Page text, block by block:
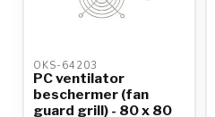
OKS-64203
PC ventilator
beschermer (fan
guard grill) - 80 x 80